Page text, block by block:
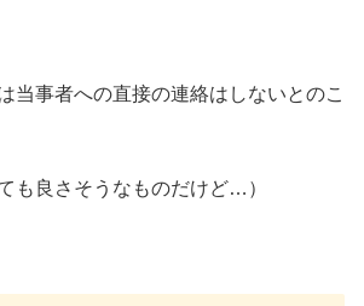
当事者への直接の連絡はしないとのこ
も良さそうなものだけど…）